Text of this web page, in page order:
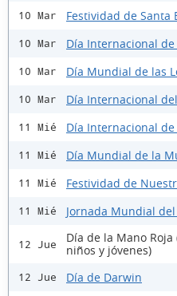
10 Mar Festividad de Santa
10 Mar Día Internacional
10 Mar Día Mundial de las
10 Mar Día Internacional
11 Mié Día Internacional
11 Mié Día Mundial de la
11 Mié Festividad de
11 Mié Jornada Mundial
12 Jue
Día de la Mano
niños y jóvenes)
12 Jue Día de Darwin